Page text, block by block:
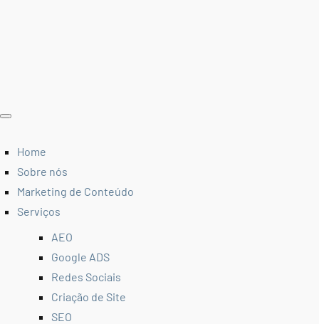
Home
Sobre nós
Marketing de Conteúdo
Serviços
AEO
Google ADS
Redes Sociais
Criação de Site
SEO